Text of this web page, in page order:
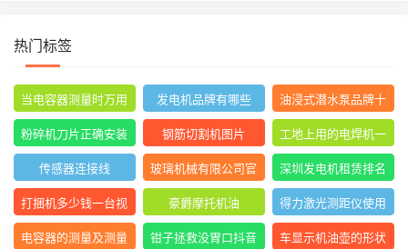
热门标签
当电容器测量时万用
表指针摆动后停止不
动
发电机品牌有哪些
油浸式潜水泵品牌十
大排名
粉碎机刀片正确安装
方法图
钢筋切割机图片
工地上用的电焊机一
般是直流还是交流
传感器连接线
玻璃机械有限公司官
网
深圳发电机租赁排名
前十
打捆机多少钱一台视
频
豪爵摩托机油
得力激光测距仪使用
方法
电容器的测量及测量
钳子拯救没胃口抖音
车显示机油壶的形状